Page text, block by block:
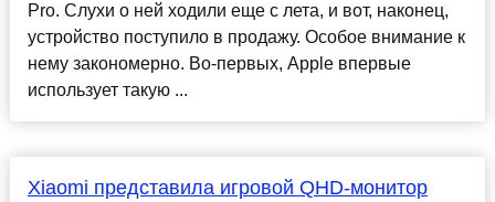
Pro. Слухи о ней ходили еще с лета, и вот, наконец,
устройство поступило в продажу. Особое внимание к
нему закономерно. Во-первых, Apple впервые
использует такую ...
Xiaomi представила игровой QHD-монитор